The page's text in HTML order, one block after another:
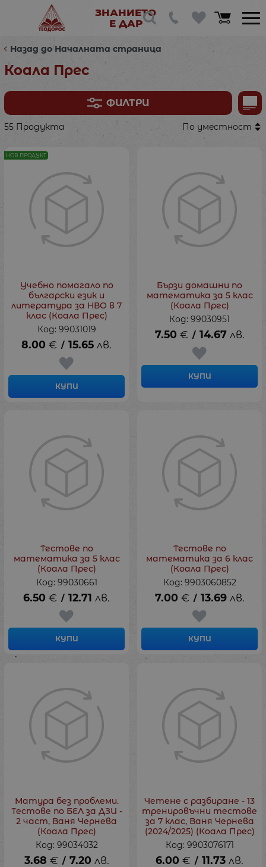
ЗНАНИЕТО
Е ДАР
Назад до Началната страница
Коала Прес
ФИЛТРИ
55 Продукта По уместност
Учебно помагало по
български език и
литература за НВО в 7
клас (Коала Прес)
Код: 99031019
8.00 € / 15.65 лв.
КУПИ
НОВ ПРОДУКТ
Бързи домашни по
математика за 5 клас
(Коала Прес)
Код: 99030951
7.50 € / 14.67 лв.
КУПИ
Тестове по
математика за 5 клас
(Коала Прес)
Код: 99030661
6.50 € / 12.71 лв.
КУПИ
Тестове по
математика за 6 клас
(Коала Прес)
Код: 9903060852
7.00 € / 13.69 лв.
КУПИ
Матура без проблеми.
Тестове по БЕЛ за ДЗИ -
2 част, Ваня Чернева
(Коала Прес)
Код: 99034032
3.68 € / 7.20 лв.
Четене с разбиране - 13
тренировъчни тестове
зa 7 клас, Ваня Чернева
(2024/2025) (Коала Прес)
Код: 9903076171
6.00 € / 11.73 лв.